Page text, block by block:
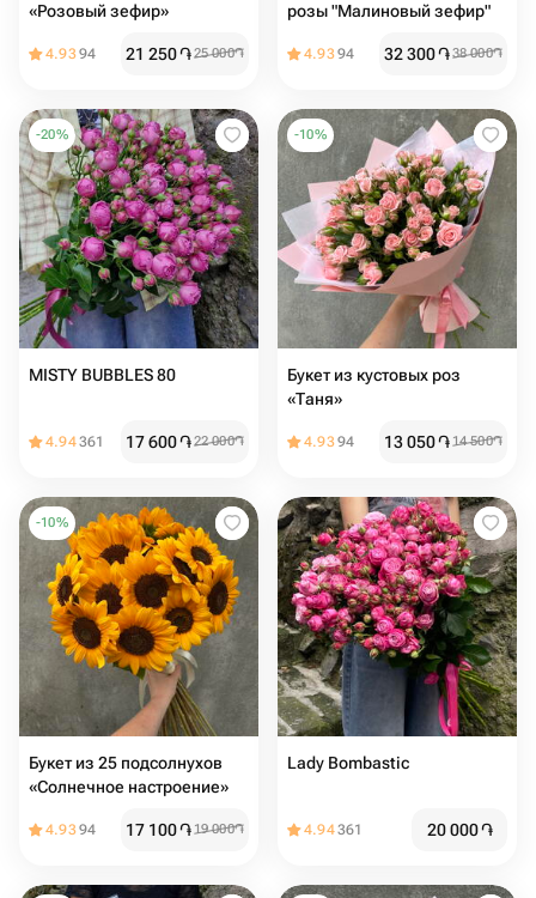
«Розовый зефир»
4.9394 21 250֏25 000֏
розы "Малиновый зефир"
4.9394 32 300֏38 000֏
-20%
MISTY BUBBLES 80
4.94361 17 600֏22 000֏
-10%
Букет из кустовых роз
«Таня»
4.9394 13 050֏14 500֏
-10%
Букет из 25 подсолнухов
«Солнечное настроение»
4.9394 17 100֏19 000֏
Lady Bombastic
4.94361 20 000֏